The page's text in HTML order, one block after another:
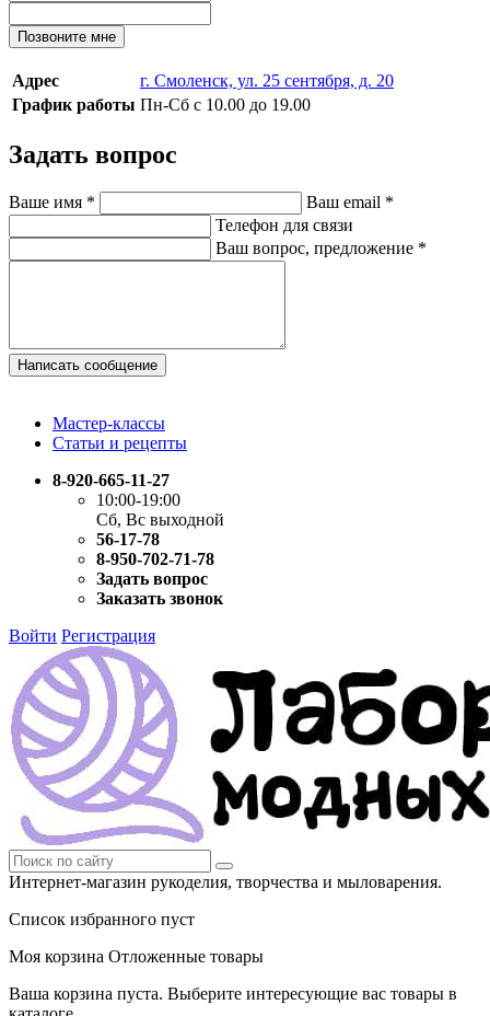
Позвоните мне
Адрес
г. Смоленск, ул. 25 сентября, д. 20
График работы Пн-Сб с 10.00 до 19.00
Задать вопрос
Ваше имя * Ваш email *
Телефон для связи
Ваш вопрос, предложение *
Написать сообщение
Мастер-классы
Статьи и рецепты
8-920-665-11-27
10:00-19:00
Сб, Вс выходной
56-17-78
8-950-702-71-78
Задать вопрос
Заказать звонок
Войти Регистрация
Интернет-магазин рукоделия, творчества и мыловарения.
Список избранного пуст
Моя корзина Отложенные товары
Ваша корзина пуста. Выберите интересующие вас товары в